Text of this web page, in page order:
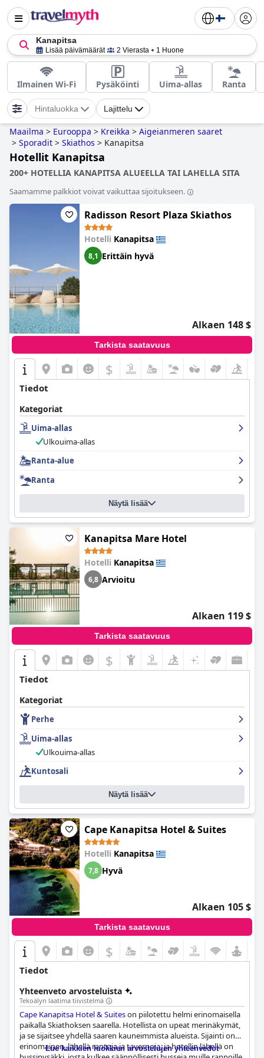
Kanapitsa
Lisää päivämäärät 2 Vierasta 1 Huone
Ilmainen Wi-Fi Pysäköinti Uima-allas Ranta
Hintaluokka Lajittelu
Maailma > Eurooppa > Kreikka > Aigeianmeren saaret
> Sporadit > Skiathos > Kanapitsa
Hotellit Kanapitsa
200+ HOTELLIA KANAPITSA ALUEELLA TAI LAHELLA SITA
Saamamme palkkiot voivat vaikuttaa sijoitukseen.
Radisson Resort Plaza Skiathos
Hotelli Kanapitsa
8,1 Erittäin hyvä
Alkaen 148 $
Tarkista saatavuus
$
Tiedot
Kategoriat
Uima-allas
Ulkouima-allas
Ranta-alue
Ranta
Näytä lisää
Kanapitsa Mare Hotel
Hotelli Kanapitsa
6,8 Arvioitu
Alkaen 119 $
Tarkista saatavuus
$
Tiedot
Kategoriat
Perhe
Uima-allas
Ulkouima-allas
Kuntosali
Näytä lisää
Cape Kanapitsa Hotel & Suites
Hotelli Kanapitsa
7,8 Hyvä
Alkaen 105 $
Tarkista saatavuus
$
Tiedot
Yhteenveto arvosteluista
Tekoälyn laatima tiivistelmä
Cape Kanapitsa Hotel & Suiteson piilotettu helmi erinomaisella
paikalla Skiathoksen saarella. Hotellista on upeat merinäkymät,
ja se sijaitsee yhdellä saaren kauneimmista alueista. Sijainti on
erinomainen, lähellä rantoja ja tavernoja, ja hotellin lähellä on
Lue kaikkien luokkien arvostelujen yhteenvedot